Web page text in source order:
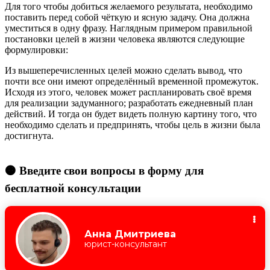
Для того чтобы добиться желаемого результата, необходимо
поставить перед собой чёткую и ясную задачу. Она должна
уместиться в одну фразу. Наглядным примером правильной
постановки целей в жизни человека являются следующие
формулировки:
Из вышеперечисленных целей можно сделать вывод, что
почти все они имеют определённый временной промежуток.
Исходя из этого, человек может распланировать своё время
для реализации задуманного; разработать ежедневный план
действий. И тогда он будет видеть полную картину того, что
необходимо сделать и предпринять, чтобы цель в жизни была
достигнута.
🟠 Введите свои вопросы в форму для
бесплатной консультации